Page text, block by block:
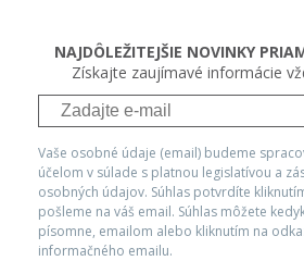
NAJDÔLEŽITEJŠIE NOVINKY
Získajte zaujímavé informácie
Vaše osobné údaje (email) budeme
účelom v súlade s platnou legislatívou a
osobných údajov. Súhlas potvrdíte
pošleme na váš email. Súhlas môžete
písomne, emailom alebo kliknutím na
informačného emailu.